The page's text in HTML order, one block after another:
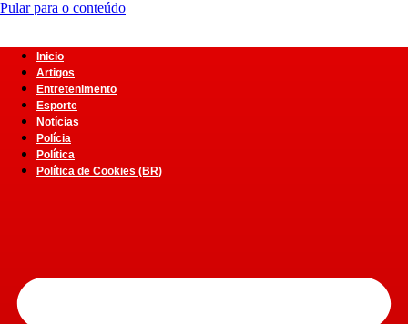
Pular para o conteúdo
Inicio
Artigos
Entretenimento
Esporte
Notícias
Polícia
Política
Política de Cookies (BR)